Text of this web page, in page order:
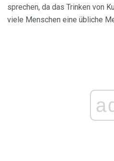
sprechen, da das Trinken von
viele Menschen eine übliche